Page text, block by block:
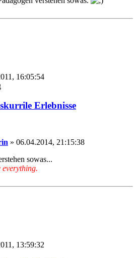
16:05:54
Erlebnisse
» 06.04.2014, 21:15:38
sowas...
everything.
13:59:32